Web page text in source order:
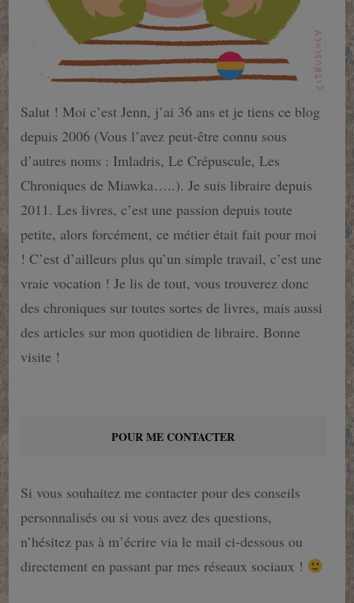
Salut ! Moi c’est Jenn, j’ai 36 ans et je tiens ce blog
depuis 2006 (Vous l’avez peut-être connu sous
d’autres noms : Imladris, Le Crépuscule, Les
Chroniques de Miawka…..). Je suis libraire depuis
2011. Les livres, c’est une passion depuis toute
petite, alors forcément, ce métier était fait pour moi
! C’est d’ailleurs plus qu’un simple travail, c’est une
vraie vocation ! Je lis de tout, vous trouverez donc
des chroniques sur toutes sortes de livres, mais aussi
des articles sur mon quotidien de libraire. Bonne
visite !
POUR ME CONTACTER
Si vous souhaitez me contacter pour des conseils
personnalisés ou si vous avez des questions,
n’hésitez pas à m’écrire via le mail ci-dessous ou
directement en passant par mes réseaux sociaux !